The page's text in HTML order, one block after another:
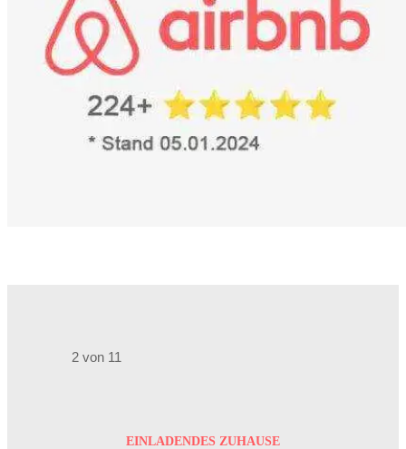
2 von 11
EINLADENDES ZUHAUSE